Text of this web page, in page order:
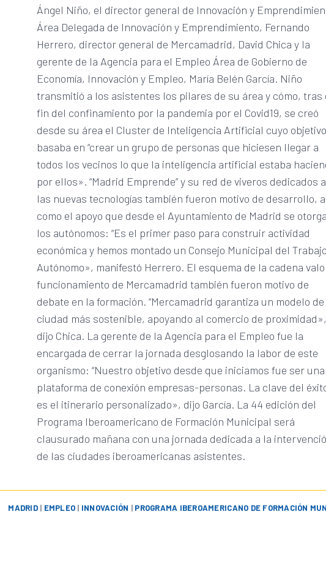
Ángel Niño, el director general de Innovación y
Área Delegada de Innovación y Emprendimiento, Fernando
Herrero, director general de Mercamadrid, David Chica y la
gerente de la Agencia para el Empleo Área de Gobierno de
Economía, Innovación y Empleo, María Belén García. Niño
transmitió a los asistentes los pilares de su área y cómo, tras
fin del confinamiento por la pandemia por el Covid19, se creó
desde su área el Cluster de Inteligencia Artificial cuyo
basaba en “crear un grupo de personas que hiciesen llegar a
todos los vecinos lo que la inteligencia artificial estaba
por ellos». “Madrid Emprende” y su red de viveros dedicados a
las nuevas tecnologías también fueron motivo de desarrollo,
como el apoyo que desde el Ayuntamiento de Madrid se
los autónomos: “Es el primer paso para construir actividad
económica y hemos montado un Consejo Municipal del Trabajo
Autónomo», manifestó Herrero. El esquema de la cadena
funcionamiento de Mercamadrid también fueron motivo de
debate en la formación. “Mercamadrid garantiza un modelo de
ciudad más sostenible, apoyando al comercio de proximidad»,
dijo Chica. La gerente de la Agencia para el Empleo fue la
encargada de cerrar la jornada desglosando la labor de este
organismo: “Nuestro objetivo desde que iniciamos fue ser una
plataforma de conexión empresas-personas. La clave del
es el itinerario personalizado», dijo García. La 44 edición del
Programa Iberoamericano de Formación Municipal será
clausurado mañana con una jornada dedicada a la
de las ciudades iberoamericanas asistentes.
MADRID| EMPLEO | INNOVACIÓN | PROGRAMA IBEROAMERICANO DE FORMACIÓN